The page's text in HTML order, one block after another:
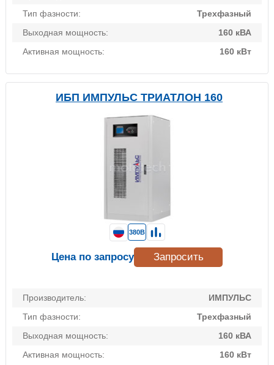
Тип фазности:
Трехфазный
Выходная мощность:
160 кВА
Активная мощность:
160 кВт
ИБП ИМПУЛЬС ТРИАТЛОН 160
Производитель:
ИМПУЛЬС
Тип фазности:
Трехфазный
Выходная мощность:
160 кВА
Активная мощность:
160 кВт
380В
Цена по запросу Запросить